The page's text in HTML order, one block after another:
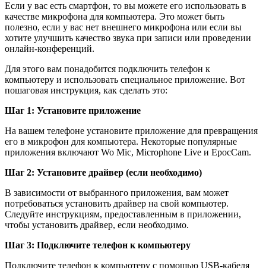
Если у вас есть смартфон, то вы можете его использовать в
качестве микрофона для компьютера. Это может быть
полезно, если у вас нет внешнего микрофона или если вы
хотите улучшить качество звука при записи или проведении
онлайн-конференций.
Для этого вам понадобится подключить телефон к
компьютеру и использовать специальное приложение. Вот
пошаговая инструкция, как сделать это:
Шаг 1: Установите приложение
На вашем телефоне установите приложение для превращения
его в микрофон для компьютера. Некоторые популярные
приложения включают Wo Mic, Microphone Live и EpocCam.
Шаг 2: Установите драйвер (если необходимо)
В зависимости от выбранного приложения, вам может
потребоваться установить драйвер на свой компьютер.
Следуйте инструкциям, предоставленным в приложении,
чтобы установить драйвер, если необходимо.
Шаг 3: Подключите телефон к компьютеру
Подключите телефон к компьютеру с помощью USB-кабеля